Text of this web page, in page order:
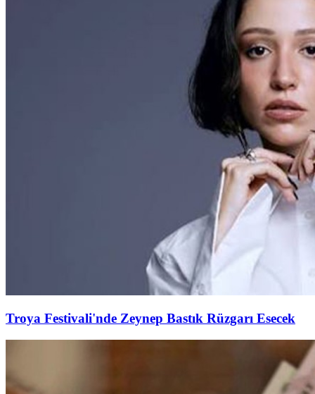
Troya Festivali'nde Zeynep Bastık Rüzgarı Esecek